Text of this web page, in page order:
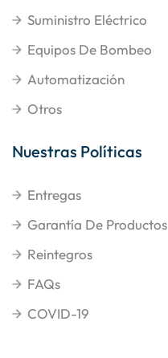
Suministro Eléctrico
Equipos De Bombeo
Automatización
Otros
Nuestras Políticas
Entregas
Garantía De Productos
Reintegros
FAQs
COVID-19